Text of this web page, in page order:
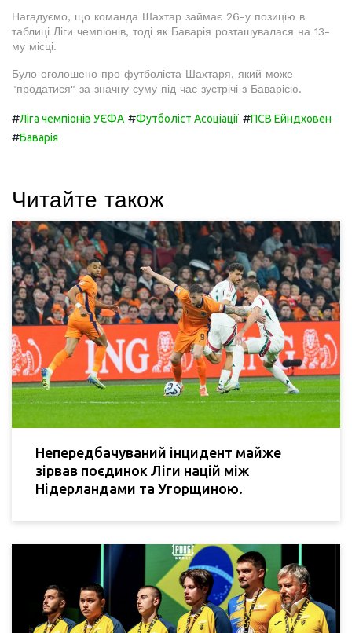
Нагадуємо, що команда Шахтар займає 26-у позицію в
таблиці Ліги чемпіонів, тоді як Баварія розташувалася на 13-
му місці.
Було оголошено про футболіста Шахтаря, який може
"продатися" за значну суму під час зустрічі з Баварією.
#Ліга чемпіонів УЄФА #Футболіст Асоціації #ПСВ Ейндховен
#Баварія
Читайте також
Непередбачуваний інцидент майже
зірвав поєдинок Ліги націй між
Нідерландами та Угорщиною.